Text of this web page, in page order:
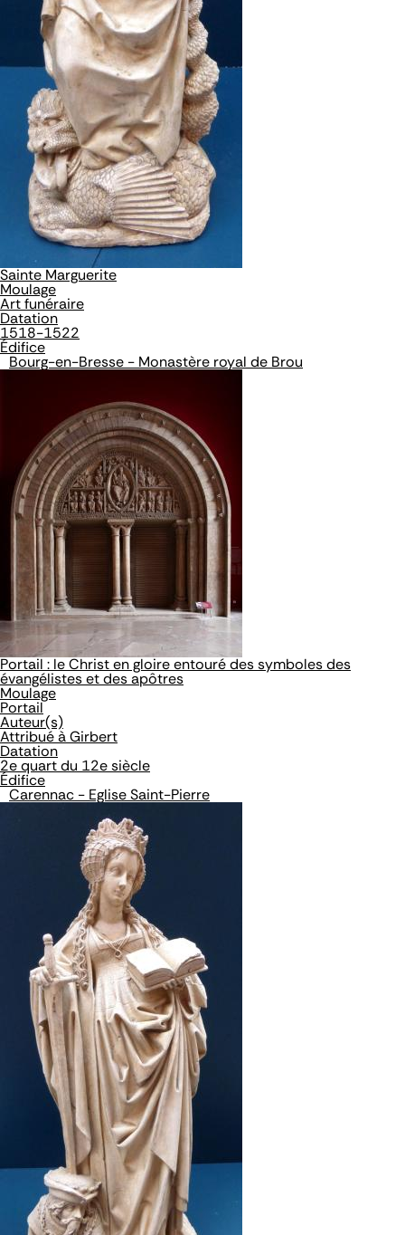
Sainte Marguerite
Moulage
Art funéraire
Datation
1518-1522
Édifice
Bourg-en-Bresse - Monastère royal de Brou
Portail : le Christ en gloire entouré des symboles des
évangélistes et des apôtres
Moulage
Portail
Auteur(s)
Attribué à Girbert
Datation
2e quart du 12e siècle
Édifice
Carennac - Eglise Saint-Pierre